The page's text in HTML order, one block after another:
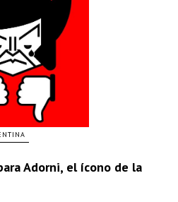
Adorni, el ícono de la